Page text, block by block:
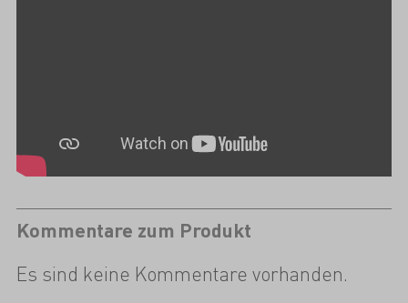
Kommentare zum Produkt
Es sind keine Kommentare vorhanden.